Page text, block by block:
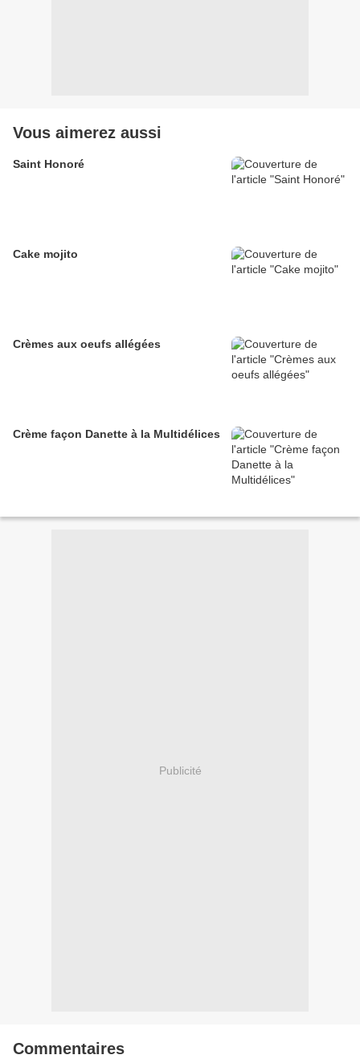
Vous aimerez aussi
Saint Honoré
Cake mojito
Crèmes aux oeufs allégées
Crème façon Danette à la Multidélices
Publicité
Commentaires